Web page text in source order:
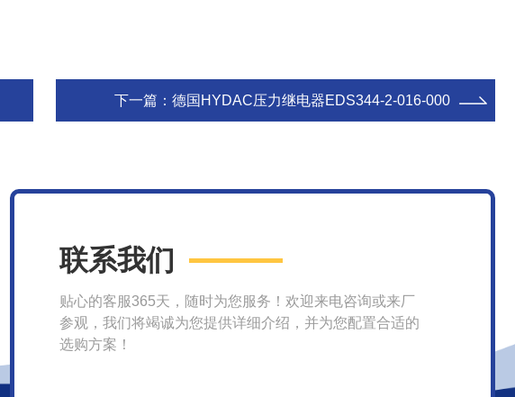
下一篇： 德国HYDAC压力继电器EDS344-2-016-000
联系我们
贴心的客服365天，随时为您服务！欢迎来电咨询或来厂
参观，我们将竭诚为您提供详细介绍，并为您配置合适的
选购方案！